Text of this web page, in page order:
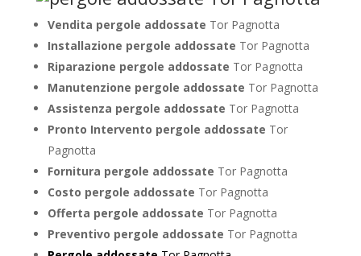
Vendita pergole addossate Tor Pagnotta
Installazione pergole addossate Tor Pagnotta
Riparazione pergole addossate Tor Pagnotta
Manutenzione pergole addossate Tor Pagnotta
Assistenza pergole addossate Tor Pagnotta
Pronto Intervento pergole addossate Tor
Pagnotta
Fornitura pergole addossate Tor Pagnotta
Costo pergole addossate Tor Pagnotta
Offerta pergole addossate Tor Pagnotta
Preventivo pergole addossate Tor Pagnotta